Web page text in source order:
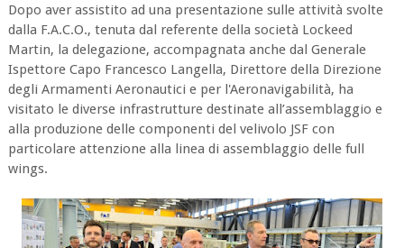
Dopo aver assistito ad una presentazione sulle attività svolte
dalla F.A.C.O., tenuta dal referente della società Lockeed
Martin, la delegazione, accompagnata anche dal Generale
Ispettore Capo Francesco Langella, Direttore della Direzione
degli Armamenti Aeronautici e per l'Aeronavigabilità, ha
visitato le diverse infrastrutture destinate all’assemblaggio e
alla produzione delle componenti del velivolo JSF con
particolare attenzione alla linea di assemblaggio delle full
wings.